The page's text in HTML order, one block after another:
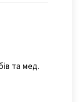
та мед.